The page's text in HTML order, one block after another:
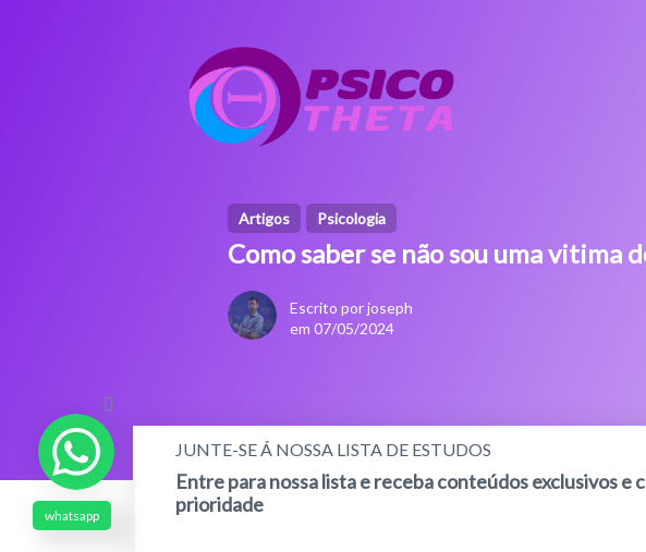
Artigos Psicologia
Como saber se não sou uma vitima
Escrito por joseph
em 07/05/2024
JUNTE-SE Á NOSSA LISTA DE ESTUDOS
Entre para nossa lista e receba conteúdos exclusivos e
prioridade
whatsapp